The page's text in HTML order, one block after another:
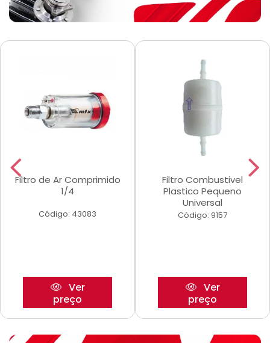
Filtro de Ar Comprimido
1/4
Código: 43083
Ver
preço
Filtro Combustivel
Plastico Pequeno
Universal
Código: 9157
Ver
preço